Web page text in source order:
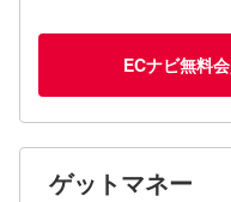
ECナビ無料
ゲットマネー